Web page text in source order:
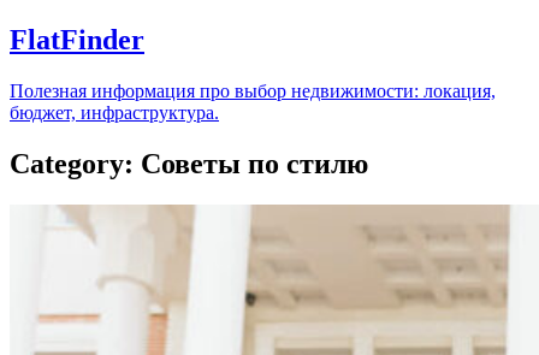
FlatFinder
Полезная информация про выбор недвижимости: локация,
бюджет, инфраструктура.
Category: Советы по стилю